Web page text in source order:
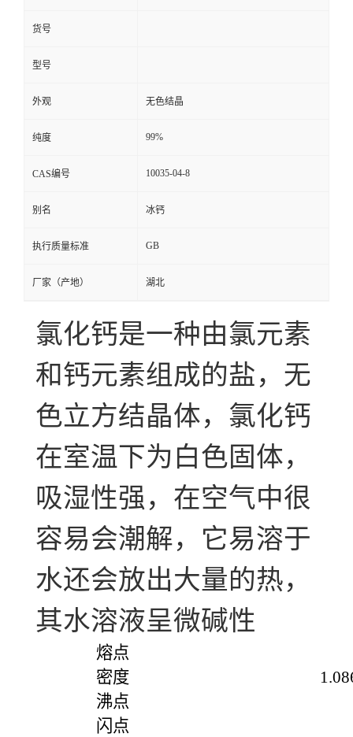
货号
型号
外观 无色结晶
纯度 99%
CAS编号 10035-04-8
别名 冰钙
执行质量标准 GB
厂家（产地） 湖北
氯化钙是一种由氯元素
和钙元素组成的盐，无
色立方结晶体，氯化钙
在室温下为白色固体，
吸湿性强，在空气中很
容易会潮解，它易溶于
水还会放出大量的热，
其水溶液呈微碱性
熔点
密度
沸点
闪点